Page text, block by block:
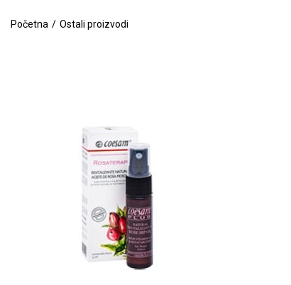
Početna Ostali proizvodi